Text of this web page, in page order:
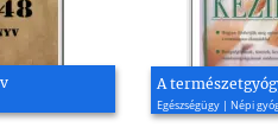
A
Egészségügy | Népi